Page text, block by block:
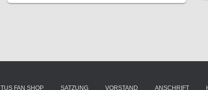
TUS FAN SHOP SATZUNG VORSTAND ANSCHRIFT